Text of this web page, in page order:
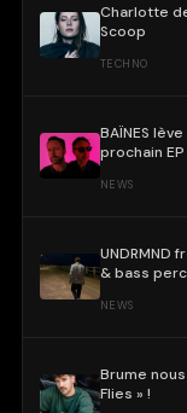
Charlotte
Scoop
TECHNO
BAÏNES
prochain EP
NEWS
UNDRMND
& bass
NEWS
Brume
Flies » !